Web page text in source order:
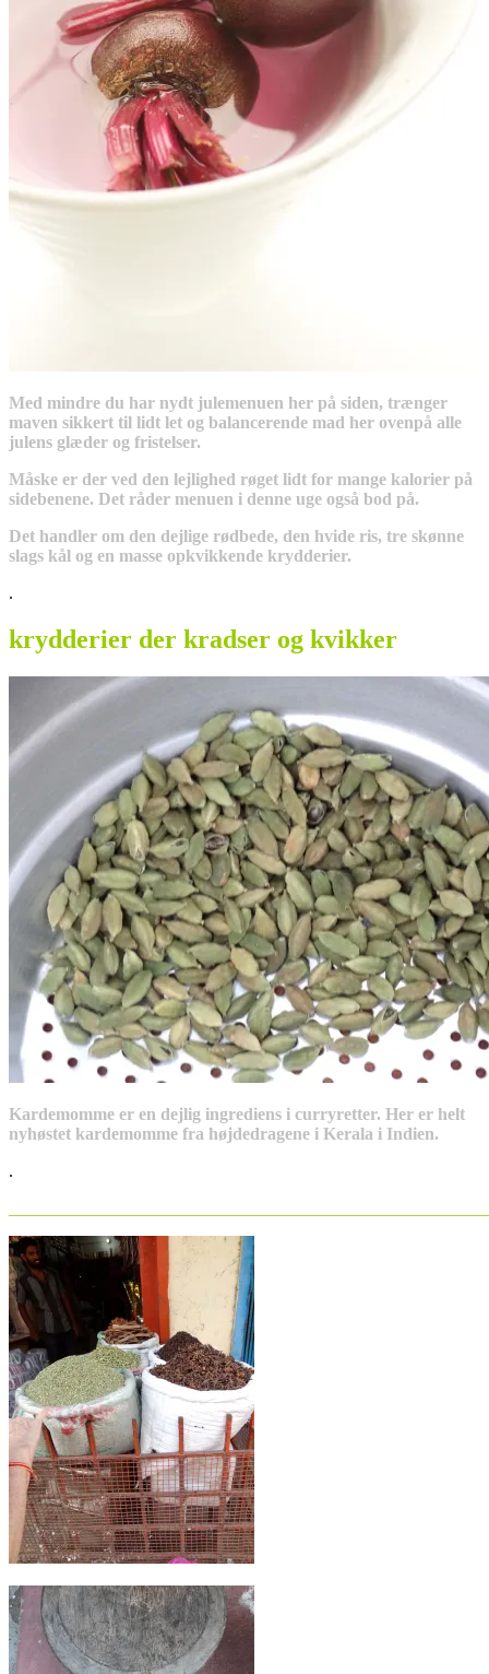
Med mindre du har nydt julemenuen her på siden, trænger
maven sikkert til lidt let og balancerende mad her ovenpå alle
julens glæder og fristelser.
Måske er der ved den lejlighed røget lidt for mange kalorier på
sidebenene. Det råder menuen i denne uge også bod på.
Det handler om den dejlige rødbede, den hvide ris, tre skønne
slags kål og en masse opkvikkende krydderier.
.
krydderier der kradser og kvikker
Kardemomme er en dejlig ingrediens i curryretter. Her er helt
nyhøstet kardemomme fra højdedragene i Kerala i Indien.
.